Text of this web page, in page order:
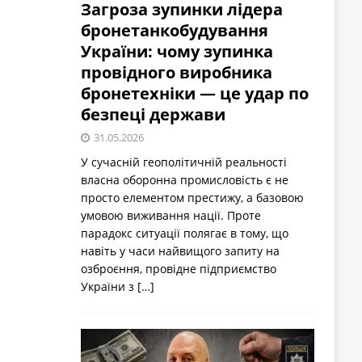
Загроза зупинки лідера
бронетанкобудування
України: чому зупинка
провідного виробника
бронетехніки — це удар по
безпеці держави
31.05.2026
У сучасній геополітичній реальності
власна оборонна промисловість є не
просто елементом престижу, а базовою
умовою виживання нації. Проте
парадокс ситуації полягає в тому, що
навіть у часи найвищого запиту на
озброєння, провідне підприємство
України з […]